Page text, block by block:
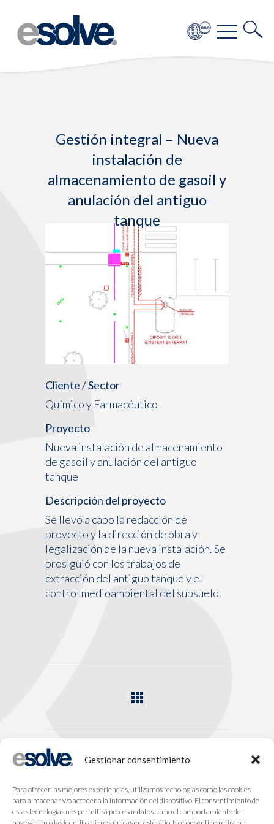
Gestionar consentimiento
Para ofrecer las mejores experiencias, utilizamos tecnologías como las cookies
para almacenar y/o acceder a la información del dispositivo. El consentimiento de
estas tecnologías nos permitirá procesar datos como el comportamiento de
Gestión integral – Nueva
instalación de
almacenamiento de gasoil y
anulación del antiguo
tanque
Cliente / Sector
Químico y Farmacéutico
Proyecto
Nueva instalación de almacenamiento
de gasoil y anulación del antiguo
tanque
Descripción del proyecto
Se llevó a cabo la redacción de
proyecto y la dirección de obra y
legalización de la nueva instalación. Se
prosiguió con los trabajos de
extracción del antiguo tanque y el
control medioambiental del subsuelo.